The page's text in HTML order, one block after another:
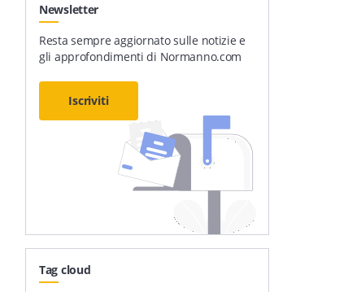
Newsletter
Resta sempre aggiornato sulle notizie e
gli approfondimenti di Normanno.com
Iscriviti
Tag cloud